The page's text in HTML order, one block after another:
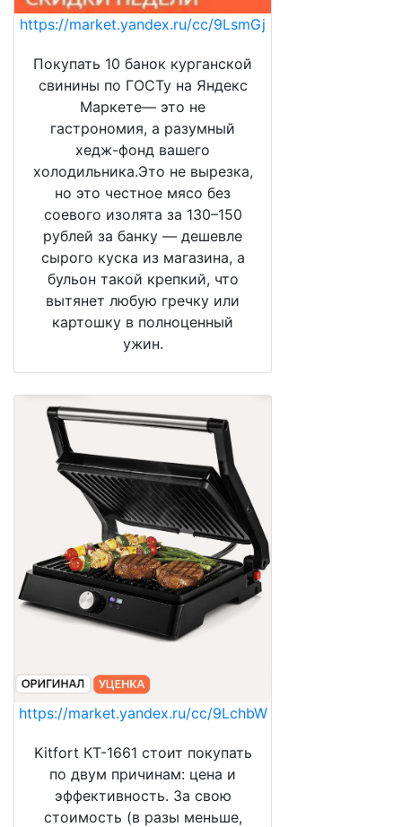
https://market.yandex.ru/cc/9LsmGj
Покупать 10 банок курганской
свинины по ГОСТу на Яндекс
Маркете— это не
гастрономия, а разумный
хедж-фонд вашего
холодильника.Это не вырезка,
но это честное мясо без
соевого изолята за 130–150
рублей за банку — дешевле
сырого куска из магазина, а
бульон такой крепкий, что
вытянет любую гречку или
картошку в полноценный
ужин.
https://market.yandex.ru/cc/9LchbW
Kitfort КТ-1661 стоит покупать
по двум причинам: цена и
эффективность. За свою
стоимость (в разы меньше,